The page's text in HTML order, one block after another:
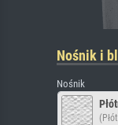
Nośnik i
Nośnik